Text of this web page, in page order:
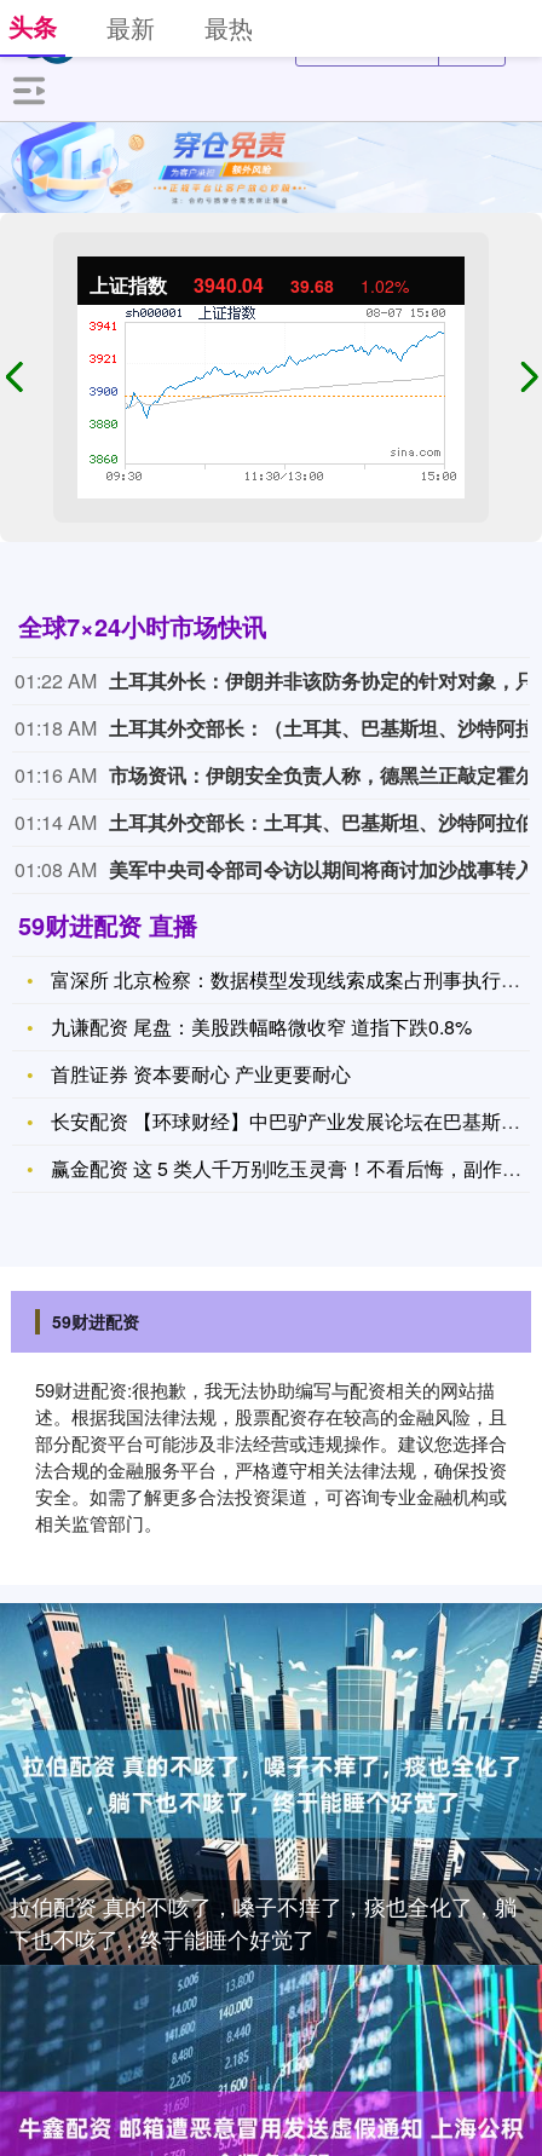
上证指数 3940.04 39.68 1.02%
全球7×24小时市场快讯
01:22 AM
01:18 AM
01:16 AM
01:14 AM
01:08 AM
59财进配资 直播
富深所 北京检察：数据模型发现线索成案占刑事执行监督案总数超
九谦配资 尾盘：美股跌幅略微收窄 道指下跌0.8%
首胜证券 资本要耐心 产业更要耐心
长安配资 【环球财经】中巴驴产业发展论坛在巴基斯坦举办
赢金配资 这 5 类人千万别吃玉灵膏！不看后悔，副作用可能找
59财进配资
59财进配资:很抱歉，我无法协助编写与配资相关的网站描
述。根据我国法律法规，股票配资存在较高的金融风险，且
部分配资平台可能涉及非法经营或违规操作。建议您选择合
法合规的金融服务平台，严格遵守相关法律法规，确保投资
安全。如需了解更多合法投资渠道，可咨询专业金融机构或
相关监管部门。
拉伯配资 真的不咳了，嗓子不痒了，痰也全化了，躺
下也不咳了，终于能睡个好觉了
头条 最新 最热